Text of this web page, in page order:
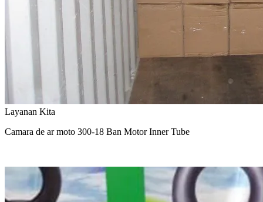
Layanan Kita
Camara de ar moto 300-18 Ban Motor Inner Tube